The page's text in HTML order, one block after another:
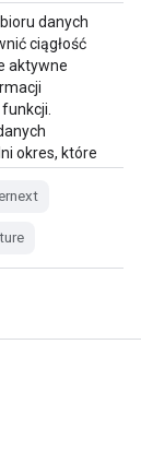
danych
ciągłość
aktywne
okres, które